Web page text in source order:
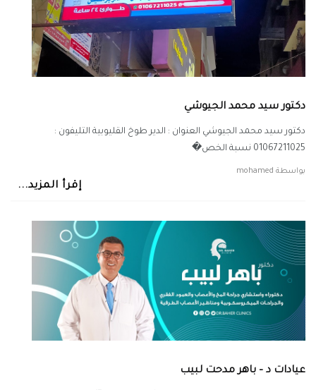
دكتور سيد محمد الجيوشي
دكتور سيد محمد الجيوشي العنوان : الدير طوخ القليوبية التليفون :
01067211025 نسبة الخص�
بواسطة mohamed
إقرأ المزيد...
عيادات د – باهر مدحت لبيب